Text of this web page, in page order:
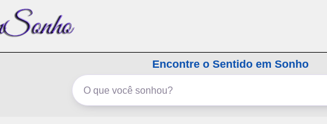
Encontre o Sentido em Sonho